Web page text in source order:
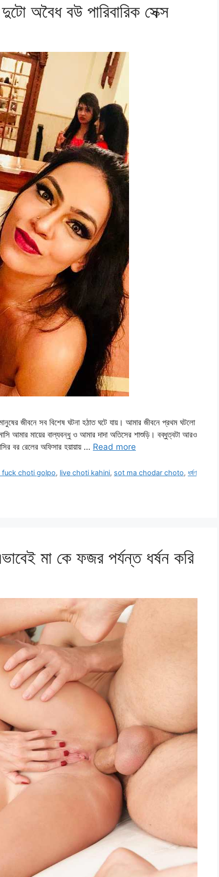
বউ পারিবারিক সেক্স
জীবনে সব বিশেষ ঘটনা হঠাত ঘটে যায়। আমার জীবনে প্রথম ঘটলো
আমার মায়ের বাল্যবন্ধু ও আমার দাদা অতিসের শাশুড়ি। বব্ধুত্বটা আরও
বর রেলের অফিসার হয়ায়ায় … Read more
fuck choti golpo, live choti kahini, sot ma chodar choto, ধর্ষণ
মা কে ফজর পর্যন্ত ধর্ষন করি